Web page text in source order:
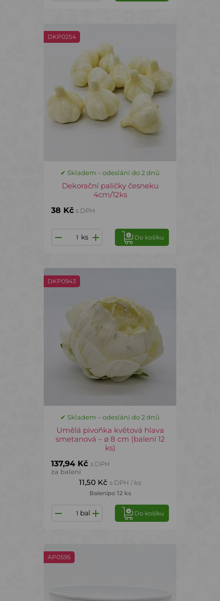
DKP0254
✔ Skladem – odeslání do 2 dnů
Dekorační paličky česneku
4cm/12ks
38 Kč s DPH
ks Do košíku
DKP0943
✔ Skladem – odeslání do 2 dnů
Umělá pivoňka květová hlava
smetanová – ø 8 cm (balení 12
ks)
137,94 Kč s DPH
za balení
11,50 Kč s DPH / ks
Balenípo 12 ks
bal Do košíku
AP0595